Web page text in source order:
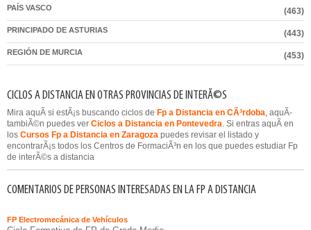
PAÍS VASCO (463)
PRINCIPADO DE ASTURIAS (443)
REGIÓN DE MURCIA (453)
CICLOS A DISTANCIA EN OTRAS PROVINCIAS DE INTERÃ©S
Mira aquÃ­ si estÃ¡s buscando ciclos de Fp a Distancia en CÃ³rdoba, aquÃ­
tambiÃ©n puedes ver Ciclos a Distancia en Pontevedra. Si entras aquÃ­ en
los Cursos Fp a Distancia en Zaragoza puedes revisar el listado y
encontrarÃ¡s todos los Centros de FormaciÃ³n en los que puedes estudiar Fp
de interÃ©s a distancia
COMENTARIOS DE PERSONAS INTERESADAS EN LA FP A DISTANCIA
FP Electromecánica de Vehículos